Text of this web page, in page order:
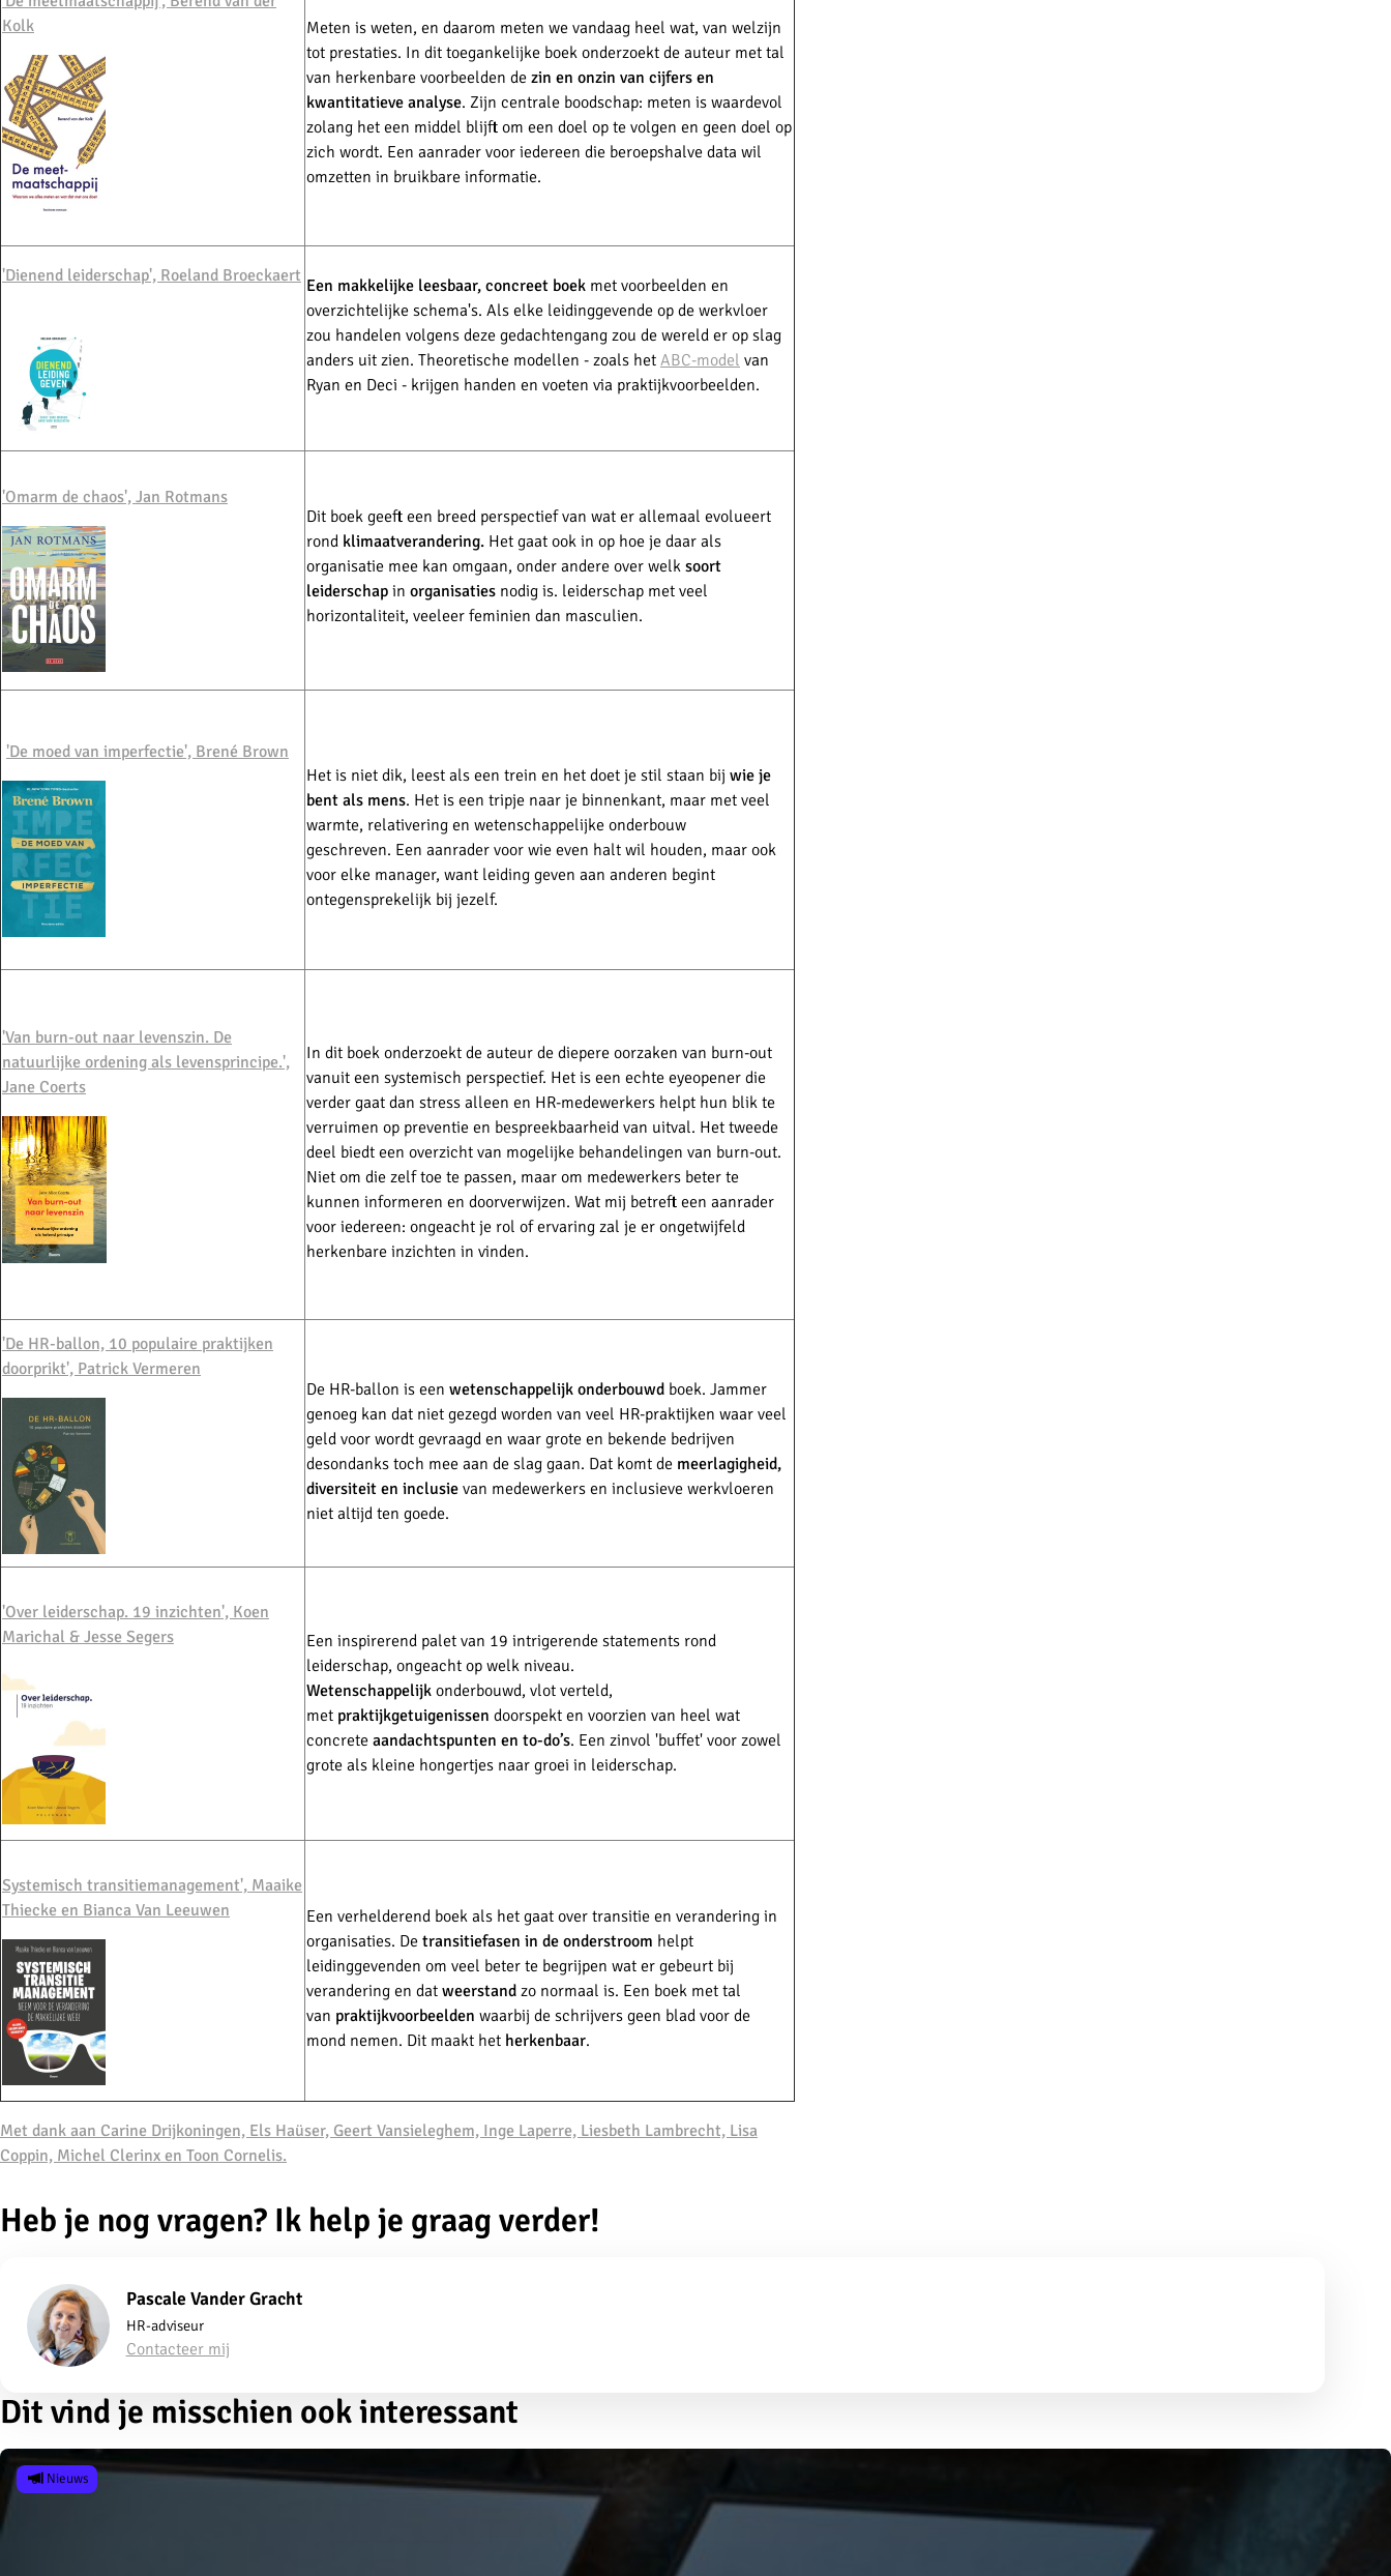
Kolk
Meten is weten, en daarom meten we vandaag heel wat, van welzijn
tot prestaties. In dit toegankelijke boek onderzoekt de auteur met tal
van herkenbare voorbeelden de zin en onzin van cijfers en
kwantitatieve analyse. Zijn centrale boodschap: meten is waardevol
zolang het een middel blijft om een doel op te volgen en geen doel op
zich wordt. Een aanrader voor iedereen die beroepshalve data wil
omzetten in bruikbare informatie.
'Dienend leiderschap', Roeland Broeckaert Een makkelijke leesbaar, concreet boek met voorbeelden en
overzichtelijke schema's. Als elke leidinggevende op de werkvloer
zou handelen volgens deze gedachtengang zou de wereld er op slag
anders uit zien. Theoretische modellen - zoals het ABC-model van
Ryan en Deci - krijgen handen en voeten via praktijkvoorbeelden.
'Omarm de chaos', Jan Rotmans
Dit boek geeft een breed perspectief van wat er allemaal evolueert
rond klimaatverandering. Het gaat ook in op hoe je daar als
organisatie mee kan omgaan, onder andere over welk soort
leiderschap in organisaties nodig is. leiderschap met veel
horizontaliteit, veeleer feminien dan masculien.
'De moed van imperfectie', Brené Brown
Het is niet dik, leest als een trein en het doet je stil staan bij wie je
bent als mens. Het is een tripje naar je binnenkant, maar met veel
warmte, relativering en wetenschappelijke onderbouw
geschreven. Een aanrader voor wie even halt wil houden, maar ook
voor elke manager, want leiding geven aan anderen begint
ontegensprekelijk bij jezelf.
'Van burn-out naar levenszin. De
natuurlijke ordening als levensprincipe.',
Jane Coerts
In dit boek onderzoekt de auteur de diepere oorzaken van burn-out
vanuit een systemisch perspectief. Het is een echte eyeopener die
verder gaat dan stress alleen en HR-medewerkers helpt hun blik te
verruimen op preventie en bespreekbaarheid van uitval. Het tweede
deel biedt een overzicht van mogelijke behandelingen van burn-out.
Niet om die zelf toe te passen, maar om medewerkers beter te
kunnen informeren en doorverwijzen. Wat mij betreft een aanrader
voor iedereen: ongeacht je rol of ervaring zal je er ongetwijfeld
herkenbare inzichten in vinden.
'De HR-ballon, 10 populaire praktijken
doorprikt', Patrick Vermeren
De HR-ballon is een wetenschappelijk onderbouwd boek. Jammer
genoeg kan dat niet gezegd worden van veel HR-praktijken waar veel
geld voor wordt gevraagd en waar grote en bekende bedrijven
desondanks toch mee aan de slag gaan. Dat komt de meerlagigheid,
diversiteit en inclusie van medewerkers en inclusieve werkvloeren
niet altijd ten goede.
'Over leiderschap. 19 inzichten', Koen
Marichal & Jesse Segers
Een inspirerend palet van 19 intrigerende statements rond
leiderschap, ongeacht op welk niveau.
Wetenschappelijk onderbouwd, vlot verteld,
met praktijkgetuigenissen doorspekt en voorzien van heel wat
concrete aandachtspunten en to-do’s. Een zinvol 'buffet' voor zowel
grote als kleine hongertjes naar groei in leiderschap.
Systemisch transitiemanagement', Maaike
Thiecke en Bianca Van Leeuwen
Een verhelderend boek als het gaat over transitie en verandering in
organisaties. De transitiefasen in de onderstroom helpt
leidinggevenden om veel beter te begrijpen wat er gebeurt bij
verandering en dat weerstand zo normaal is. Een boek met tal
van praktijkvoorbeelden waarbij de schrijvers geen blad voor de
mond nemen. Dit maakt het herkenbaar.
Met dank aan Carine Drijkoningen, Els Haüser, Geert Vansieleghem, Inge Laperre, Liesbeth Lambrecht, Lisa
Coppin, Michel Clerinx en Toon Cornelis.
Heb je nog vragen? Ik help je graag verder!
Pascale Vander Gracht
HR-adviseur
Contacteer mij
Dit vind je misschien ook interessant
Nieuws